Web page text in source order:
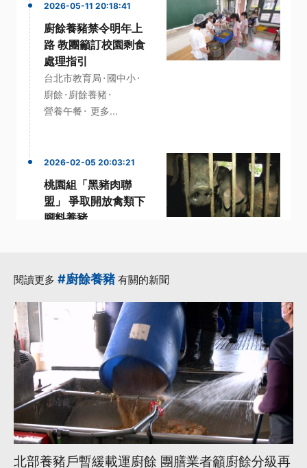
2026-05-11 20:18:41
廚餘養豬禁令明年上
路 教團籲訂校園剩食
處理指引
台北市教育局 · 國中小·
廚餘 · 廚餘養豬·
營養午餐 · 更多...
2026-02-05 20:03:21
桃園組「黑豬肉聯
盟」 爭取開放禽類下
腳料養豬
閱讀更多 #廚餘養豬 有關的新聞
北部養豬戶暫緩載運廚餘 團膳業者籲廚餘分級再